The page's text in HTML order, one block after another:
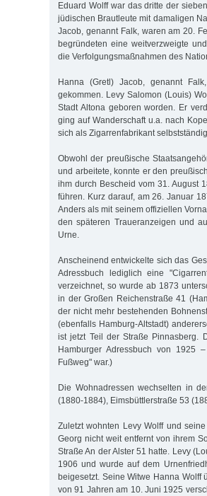
Eduard Wolff war das dritte der
jüdischen Brautleute mit damaligen
Jacob, genannt Falk, waren am 20.
begründeten eine weitverzweigte
die Verfolgungsmaßnahmen des
Hanna (Gretl) Jacob, genannt
gekommen. Levy Salomon (Louis)
Stadt Altona geboren worden. Er
ging auf Wanderschaft u.a. nach
sich als Zigarrenfabrikant
Obwohl der preußische
und arbeitete, konnte er den
ihm durch Bescheid vom 31. August
führen. Kurz darauf, am 26. Januar
Anders als mit seinem offiziellen
den späteren Traueranzeigen und
Urne.
Anscheinend entwickelte sich das
Adressbuch lediglich eine
verzeichnet, so wurde ab 1873
in der Großen Reichenstraße 41
der nicht mehr bestehenden
(ebenfalls Hamburg-Altstadt)
ist jetzt Teil der Straße Pinnasberg.
Hamburger Adressbuch von 1925
Fußweg" war.)
Die Wohnadressen wechselten in
(1880-1884), Eimsbüttlerstraße 53
Zuletzt wohnten Levy Wolff und
Georg nicht weit entfernt von ihrem
Straße An der Alster 51 hatte. Levy
1906 und wurde auf dem
beigesetzt. Seine Witwe Hanna
von 91 Jahren am 10. Juni 1925